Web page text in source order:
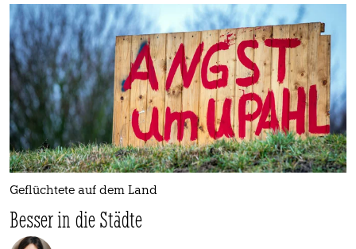
Geflüchtete auf dem Land
Besser in die Städte